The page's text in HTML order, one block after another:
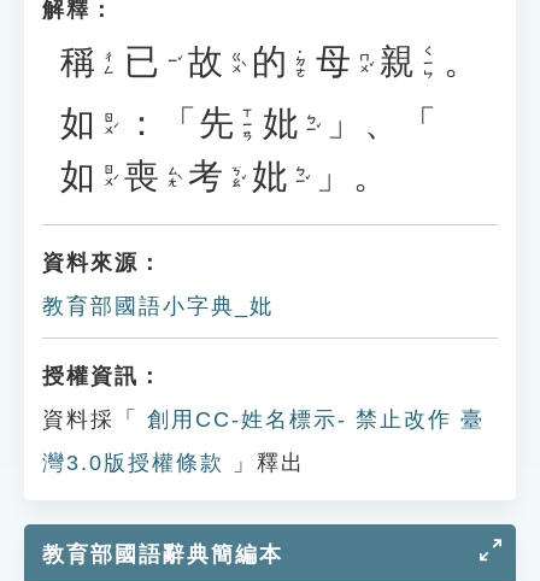
解釋：
稱 ㄔㄥ 已 ㄧˇ 故 ㄍㄨˋ 的 ˙ㄉㄜ 母 ㄇㄨˇ 親 ㄑㄧㄣ 。
如 ㄖㄨˊ ：「 先 ㄒㄧㄢ 妣 ㄅㄧˇ
」、「
如 ㄖㄨˊ 喪 ㄙㄤˋ 考 ㄎㄠˇ 妣 ㄅㄧˇ 」。
資料來源：
教育部國語小字典_妣
授權資訊：
資料採「
創用CC-姓名標示- 禁止改作 臺
灣3.0版授權條款
」釋出
教育部國語辭典簡編本